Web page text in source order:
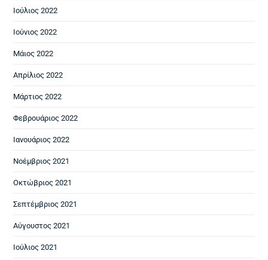
Ιούλιος 2022
Ιούνιος 2022
Μάιος 2022
Απρίλιος 2022
Μάρτιος 2022
Φεβρουάριος 2022
Ιανουάριος 2022
Νοέμβριος 2021
Οκτώβριος 2021
Σεπτέμβριος 2021
Αύγουστος 2021
Ιούλιος 2021